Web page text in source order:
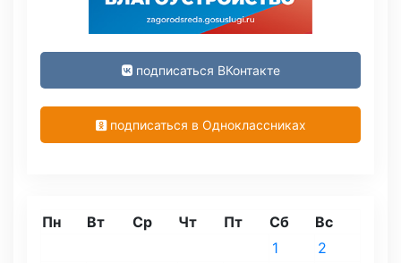
подписаться ВКонтакте
подписаться в Одноклассниках
Пн Вт Ср Чт Пт Сб Вс
1
2